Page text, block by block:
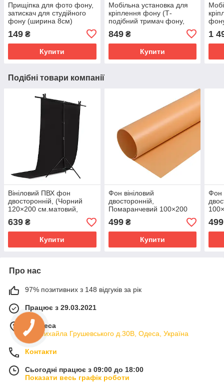
Прищіпка для фото фону,
затискач для студійного
фону (ширина 8см)
149 ₴
Купити
Мобільна установка для
кріплення фону (Т-
подібний тримач фону,
прищіпками)
849₴
Купити
1
Подібні товари компанії
Вініловий ПВХ фон
двосторонній, (Чорний
120×200 см.матовий,
глянцевий)
639 ₴
Купити
Фон вініловий
двосторонній,
Помаранчевий 100×200
см ПВХ (матовий)
499₴
Купити
Фон
499
Про нас
97% позитивних з 148 відгуків за рік
Працює з 29.03.2021
м. Одеса
вул.Михайла Грушевського д.30В, Одеса, Україна
Контакти
Сьогодні працює з 09:00 до 18:00
Показати весь графік роботи